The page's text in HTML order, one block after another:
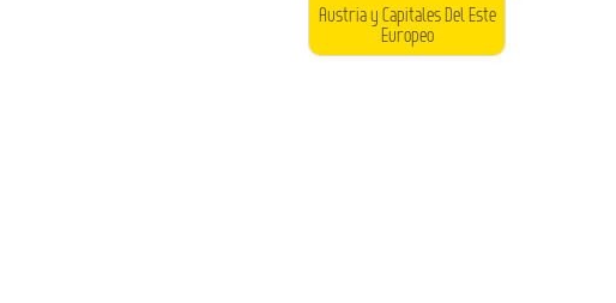
Austria y Capitales Del Este
Europeo